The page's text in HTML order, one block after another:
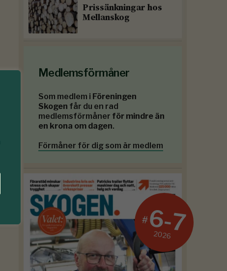
Prissänkningar hos
Mellanskog
Medlemsförmåner
Som medlem i Föreningen
Skogen får du en rad
medlemsförmåner för mindre än
en krona om dagen.
Förmåner för dig som är medlem
#6-7
2026